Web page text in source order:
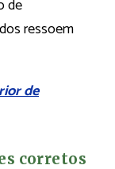
de
ressoem
de
corretos